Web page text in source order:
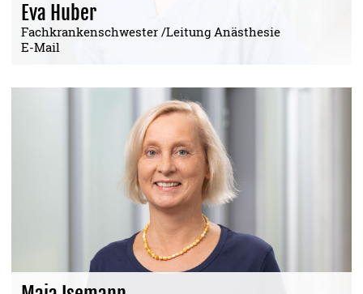
Eva Huber
Fachkrankenschwester /Leitung Anästhesie
E-Mail